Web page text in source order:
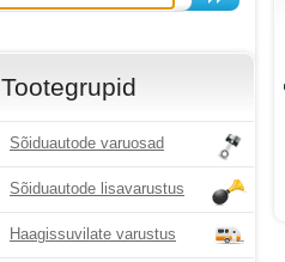
Tootegrupid
Sõiduautode varuosad
Sõiduautode lisavarustus
Haagissuvilate varustus